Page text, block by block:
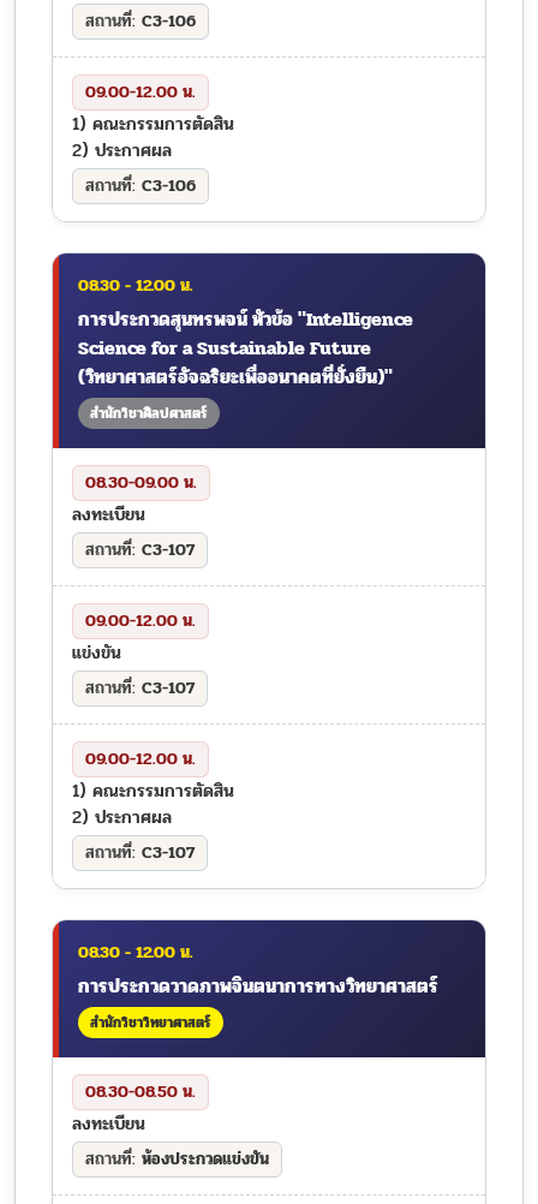
C3-106
09.00-12.00 น.
1) คณะกรรมการตัดสิน
2) ประกาศผล
C3-106
08.30 - 12.00 น.
การประกวดสุนทรพจน์ หัวข้อ "Intelligence
Science for a Sustainable Future
(วิทยาศาสตร์อัจฉริยะเพื่ออนาคตที่ยั่งยืน)"
สำนักวิชาศิลปศาสตร์
08.30-09.00 น.
ลงทะเบียน
C3-107
09.00-12.00 น.
แข่งขัน
C3-107
09.00-12.00 น.
1) คณะกรรมการตัดสิน
2) ประกาศผล
C3-107
08.30 - 12.00 น.
การประกวดวาดภาพจินตนาการทางวิทยาศาสตร์
สำนักวิชาวิทยาศาสตร์
08.30-08.50 น.
ลงทะเบียน
ห้องประกวดแข่งขัน